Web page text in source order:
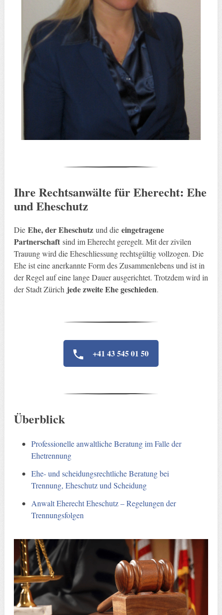
Ihre Rechtsanwälte für Eherecht: Ehe
und Eheschutz
Die Ehe, der Eheschutzund dieeingetragene
Partnerschaftsind im Eherecht geregelt. Mit der zivilen
Trauung wird die Eheschliessung rechtsgültig vollzogen. Die
Ehe ist eine anerkannte Form des Zusammenlebens und ist in
der Regel auf eine lange Dauer ausgerichtet. Trotzdem wird in
der Stadt Zürich jede zweite Ehe geschieden.
+41 43 545 01 50
Überblick
Professionelle anwaltliche Beratung im Falle der
Ehetrennung
Ehe- und scheidungsrechtliche Beratung bei
Trennung, Eheschutz und Scheidung
Anwalt Eherecht Eheschutz – Regelungen der
Trennungsfolgen